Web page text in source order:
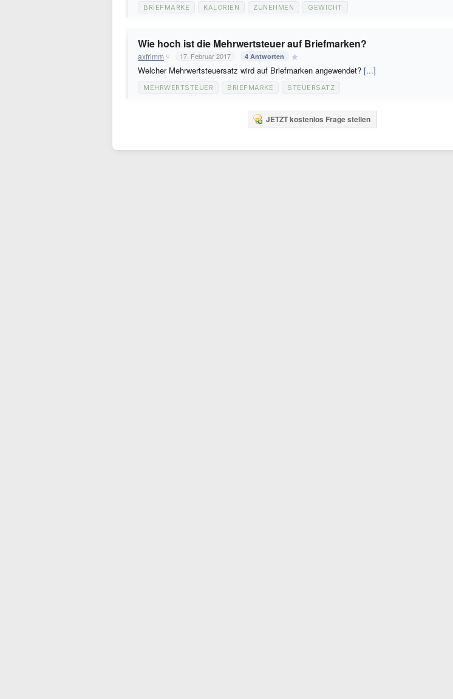
BRIEFMARKE KALORIEN ZUNEHMEN GEWICHT
Wie hoch ist die Mehrwertsteuer auf Briefmarken?
axfrimm 17. Februar 2017 4 Antworten
Welcher Mehrwertsteuersatz wird auf Briefmarken angewendet? [...]
MEHRWERTSTEUER BRIEFMARKE STEUERSATZ
JETZT kostenlos Frage stellen